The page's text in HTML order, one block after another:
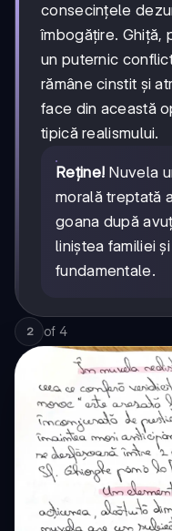
consecințele
îmbogățire. Ghiță,
un puternic
rămâne cinstit și
face din această
tipică realismului.
Reține! Nuvela
morală treptată
goana după
liniștea familiei
fundamentale.
2 of 4